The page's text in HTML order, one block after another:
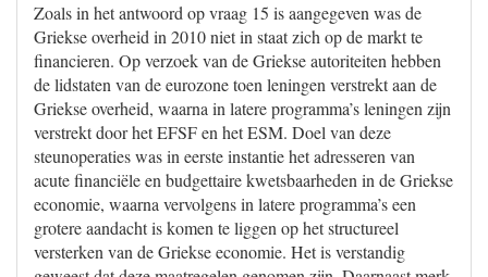
Zoals in het antwoord op vraag 15 is aangegeven was de
Griekse overheid in 2010 niet in staat zich op de markt te
financieren. Op verzoek van de Griekse autoriteiten hebben
de lidstaten van de eurozone toen leningen verstrekt aan de
Griekse overheid, waarna in latere programma’s leningen zijn
verstrekt door het EFSF en het ESM. Doel van deze
steunoperaties was in eerste instantie het adresseren van
acute financiële en budgettaire kwetsbaarheden in de Griekse
economie, waarna vervolgens in latere programma’s een
grotere aandacht is komen te liggen op het structureel
versterken van de Griekse economie. Het is verstandig